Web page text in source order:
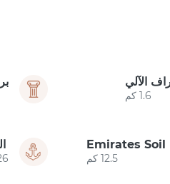
الآلي
1.6 كم
Emirates Soil
12.5 كم 26